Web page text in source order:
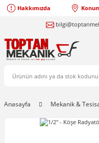
Hakkımızda
Anasayfa Mekanik &